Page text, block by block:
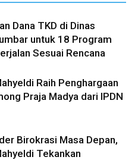
Dana TKD di Dinas
untuk 18 Program
Sesuai Rencana
Raih Penghargaan
Praja Madya dari IPDN
Birokrasi Masa Depan,
Tekankan